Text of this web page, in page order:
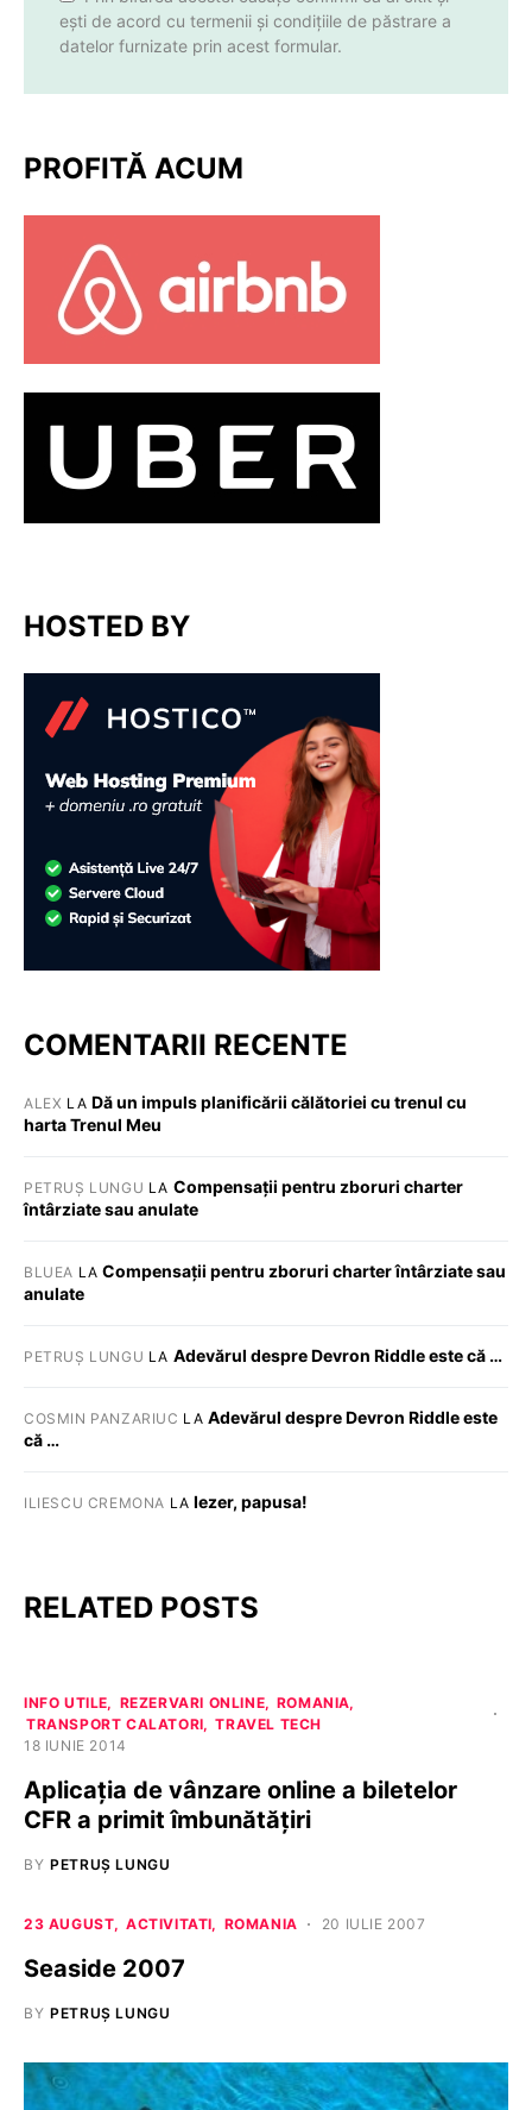
ești de acord cu termenii și condițiile de păstrare a
datelor furnizate prin acest formular.
PROFITĂ ACUM
HOSTED BY
COMENTARII RECENTE
ALEX LA Dă un impuls planificării călătoriei cu trenul cu
harta Trenul Meu
PETRUȘ LUNGU LA Compensații pentru zboruri charter
întârziate sau anulate
BLUEA LACompensații pentru zboruri charter întârziate sau
anulate
PETRUȘ LUNGU LA Adevărul despre Devron Riddle este că …
COSMIN PANZARIUC LA Adevărul despre Devron Riddle este
că …
ILIESCU CREMONA LA Iezer, papusa!
RELATED POSTS
INFO UTILE REZERVARI ONLINE
ROMANIA
TRANSPORT CALATORI
TRAVEL TECH
18 IUNIE 2014
Aplicația de vânzare online a biletelor
CFR a primit îmbunătățiri
BY PETRUȘ LUNGU
23 AUGUST ACTIVITATI ROMANIA 20 IULIE 2007
Seaside 2007
BY PETRUȘ LUNGU